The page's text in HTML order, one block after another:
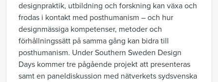
designpraktik, utbildning och forskning kan växa och
frodas i kontakt med posthumanism – och hur
designmässiga kompetenser, metoder och
förhållningssätt på samma gång kan bidra till
posthumanism. Under Southern Sweden Design
Days kommer tre pågående projekt att presenteras
samt en paneldiskussion med nätverkets sydsvenska